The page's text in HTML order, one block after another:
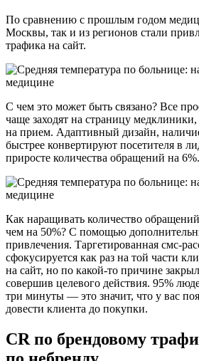
По сравнению с прошлым годом
Москвы, так и из регионов стали
трафика на сайт.
С чем это может быть связано? Все
чаще заходят на страницу
на прием. Адаптивный дизайн,
быстрее конвертируют посетителя в
приросте количества обращений на 6%.
Как наращивать количество
чем на 50%? С помощью
привлечения. Таргетированная смс-
сфокусируется как раз на той части
на сайт, но по какой-то причине
совершив целевого действия. 95%
три минуты — это значит, что у вас
довести клиента до покупки.
CR по брендовому